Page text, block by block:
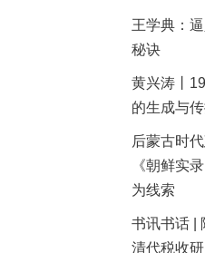
王学典：
秘诀
黄兴涛丨
的生成与
后蒙古时
《朝鲜实
为线索
书讯书话 |
清代税收